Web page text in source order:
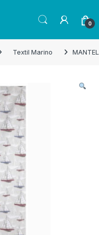
0
Textil Marino